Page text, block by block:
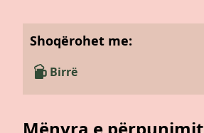
Shoqërohet me:
Birrë